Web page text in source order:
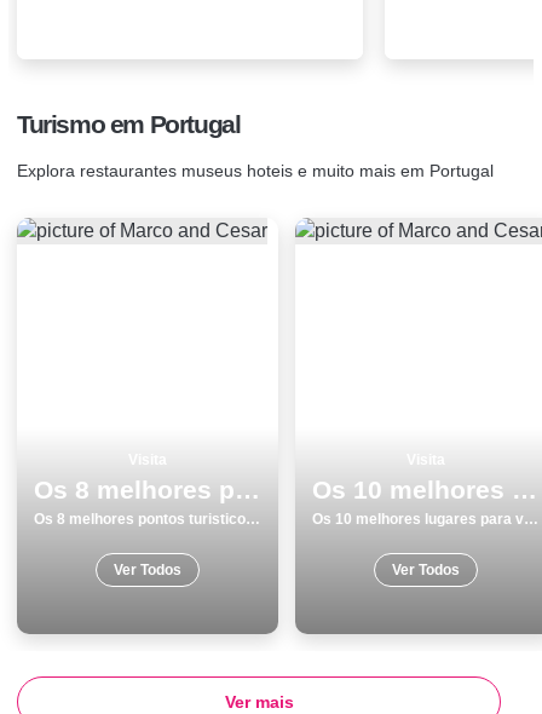
Turismo em Portugal
Explora restaurantes museus hoteis e muito mais em Portugal
Os 8 melhores pontos turisticos para visitar em Porto
Os 8 melhores pontos turisticos para visitar em Porto
Ver Todos
Os 10 melhores lugares para visitar em Albufeira
Os 10 melhores lugares para visitar em Albufeira
Ver Todos
Ver mais